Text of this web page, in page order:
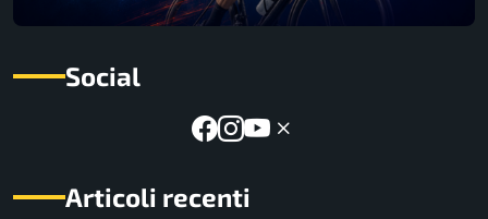
Social
Articoli recenti